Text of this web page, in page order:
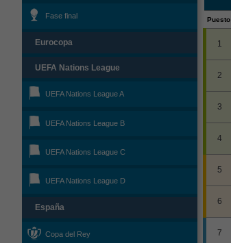
Fase final
Eurocopa
UEFA Nations League
UEFA Nations League A
UEFA Nations League B
UEFA Nations League C
UEFA Nations League D
España
Copa del Rey
Puesto
1
2
3
4
5
6
7